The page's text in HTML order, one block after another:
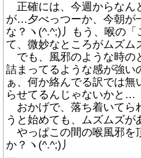
正確には、今週からなん
が…夕べっつーか、今朝が
な？ヽ(^.^;)丿もう、喉の
て、微妙なところがムズム
でも、風邪のような時の
詰まってるような感が強い
ぁ、何か絡んでる訳では
らせてるんじゃないかと…
おかげで、落ち着いてら
うと始めても、ムズムズが
やっぱこの間の喉風邪を
か？ヽ(^.^;)丿